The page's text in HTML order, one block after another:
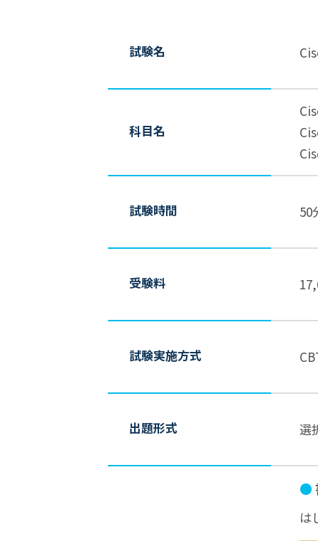
試験名
科目名
試験時間 50
受験料
試験実施方式
出題形式 選
●
は